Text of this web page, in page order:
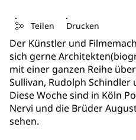
Teilen Drucken
Der Künstler und
sich gerne
mit einer ganzen Reihe
Sullivan, Rudolph Schindler
Diese Woche sind in Köln
Nervi und die Brüder
sehen.